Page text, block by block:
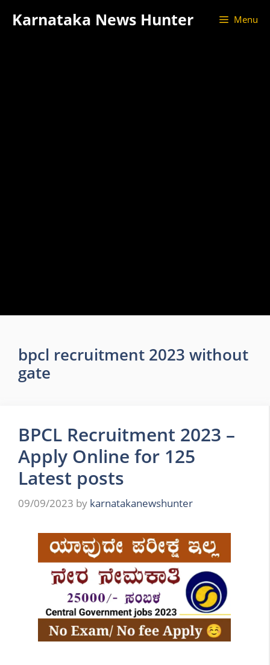
Karnataka News Hunter Menu
bpcl recruitment 2023 without
gate
BPCL Recruitment 2023 –
Apply Online for 125
Latest posts
09/09/2023 by karnatakanewshunter